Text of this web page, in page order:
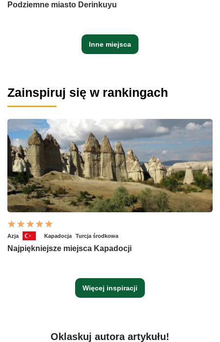
Podziemne miasto Derinkuyu
Inne miejsca
Zainspiruj się w rankingach
Azja Kapadocja Turcja środkowa
Najpiękniejsze miejsca Kapadocji
Więcej inspiracji
Oklaskuj autora artykułu!